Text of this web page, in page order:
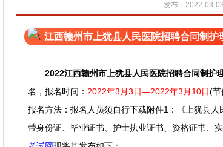
发布：2022-03-
江西赣州市上犹县人民医院招聘合同制护
2022江西赣州市上犹县人民医院招聘合同制护
名， 报名时间： 2022年3月3日—2022年3月10日(节
报名方法：报名人员须自行下载附件1：《上犹县
带身份证、毕业证书、护士执业证书、资格证书、